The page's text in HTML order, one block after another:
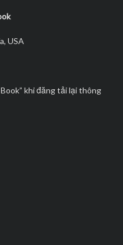
USA
khi đăng tải lại thông